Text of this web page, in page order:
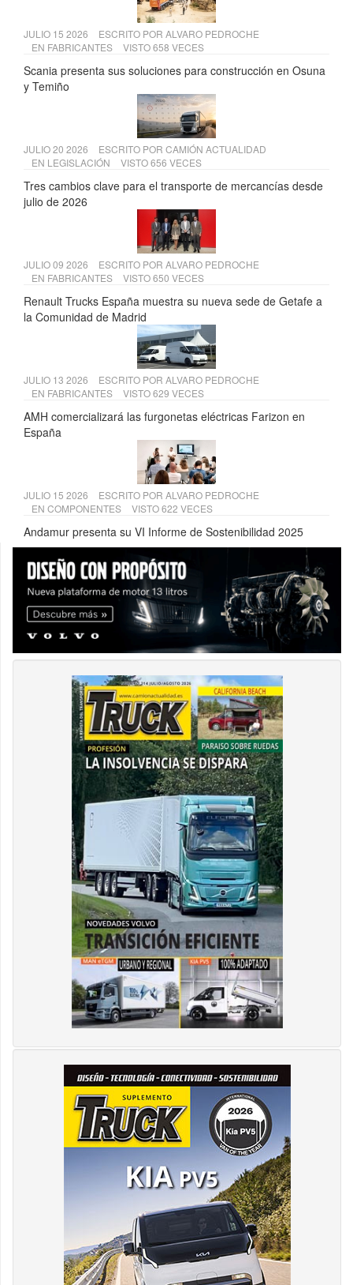
JULIO 15 2026 ESCRITO POR ALVARO PEDROCHE
EN FABRICANTES VISTO 658 VECES
Scania presenta sus soluciones para construcción en Osuna
y Temiño
JULIO 20 2026 ESCRITO POR CAMIÓN ACTUALIDAD
EN LEGISLACIÓN VISTO 656 VECES
Tres cambios clave para el transporte de mercancías desde
julio de 2026
JULIO 09 2026 ESCRITO POR ALVARO PEDROCHE
EN FABRICANTES VISTO 650 VECES
Renault Trucks España muestra su nueva sede de Getafe a
la Comunidad de Madrid
JULIO 13 2026 ESCRITO POR ALVARO PEDROCHE
EN FABRICANTES VISTO 629 VECES
AMH comercializará las furgonetas eléctricas Farizon en
España
JULIO 15 2026 ESCRITO POR ALVARO PEDROCHE
EN COMPONENTES VISTO 622 VECES
Andamur presenta su VI Informe de Sostenibilidad 2025